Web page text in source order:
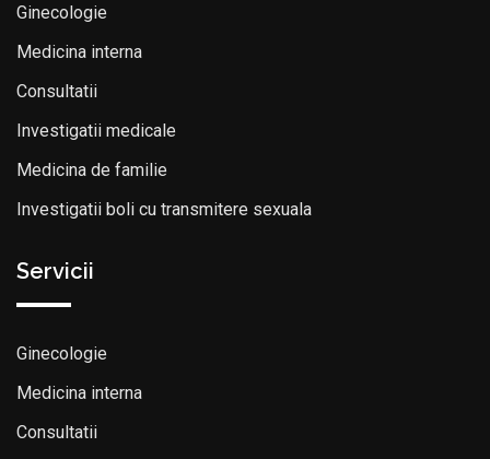
Ginecologie
Medicina interna
Consultatii
Investigatii medicale
Medicina de familie
Investigatii boli cu transmitere sexuala
Servicii
Ginecologie
Medicina interna
Consultatii